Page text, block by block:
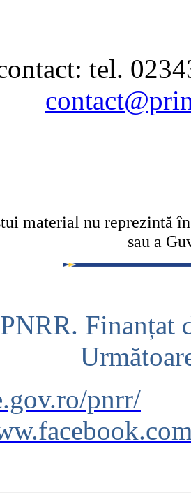
tel.
material nu reprezintă
sau a
Finanțat
pnrr/